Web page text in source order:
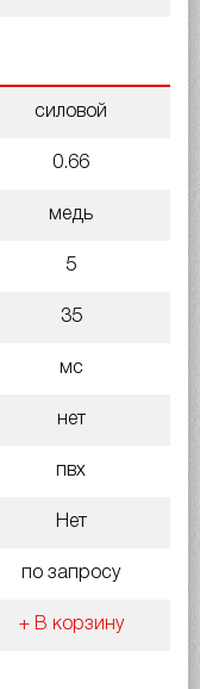
силовой
0.66
медь
5
35
мс
нет
пвх
Нет
по запросу
+ В корзину